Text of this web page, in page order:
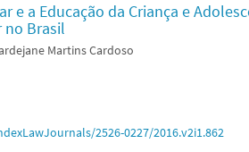
e a Educação da Criança e
no Brasil
Martins Cardoso
2526-0227/2016.v2i1.862